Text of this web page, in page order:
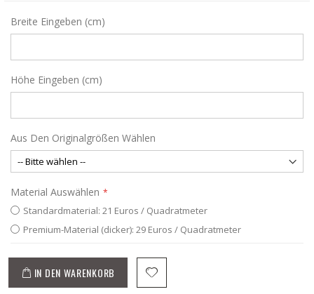
Breite Eingeben (cm)
Höhe Eingeben (cm)
Aus Den Originalgrößen Wählen
Material Auswählen
Standardmaterial: 21 Euros / Quadratmeter
Premium-Material (dicker): 29 Euros / Quadratmeter
IN DEN WARENKORB